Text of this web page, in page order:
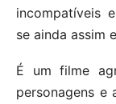
incompatíveis
se ainda assim
É um filme
personagens e